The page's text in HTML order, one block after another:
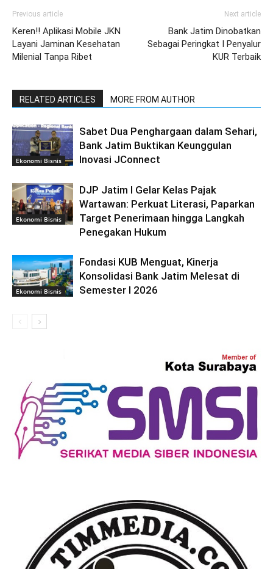
Previous article
Keren!! Aplikasi Mobile JKN
Layani Jaminan Kesehatan
Milenial Tanpa Ribet
Next article
Bank Jatim Dinobatkan
Sebagai Peringkat I Penyalur
KUR Terbaik
RELATED ARTICLES MORE FROM AUTHOR
Ekonomi Bisnis
Sabet Dua Penghargaan dalam Sehari,
Bank Jatim Buktikan Keunggulan
Inovasi JConnect
Ekonomi Bisnis
DJP Jatim I Gelar Kelas Pajak
Wartawan: Perkuat Literasi, Paparkan
Target Penerimaan hingga Langkah
Penegakan Hukum
Ekonomi Bisnis
Fondasi KUB Menguat, Kinerja
Konsolidasi Bank Jatim Melesat di
Semester I 2026